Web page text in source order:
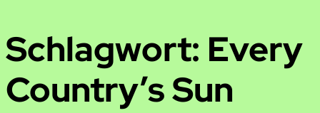
Schlagwort: Every
Country’s Sun